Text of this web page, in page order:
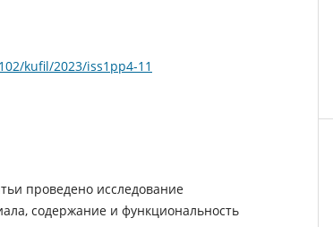
kufil/2023/iss1pp4-11
проведено исследование
содержание и функциональность